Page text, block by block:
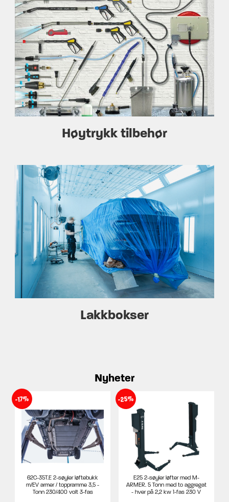
Høytrykk tilbehør
Lakkbokser
Nyheter
-17%
62C-35T.E 2-søyler løftebukk
m/EV armer / toppramme 3,5 -
Tonn 230/400 volt 3-fas
-25%
E25 2-søyler løfter med M-
ARMER. 5 Tonn med to aggregat
- hver på 2,2 kw 1-fas 230 V